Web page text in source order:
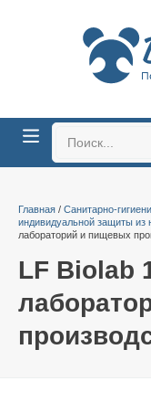
Главная / Санитарно-
индивидуальной защиты
лабораторий и пищевых
LF Biolab